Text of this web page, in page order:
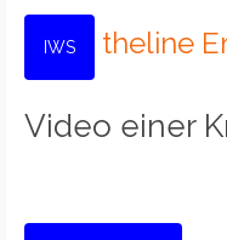
IWS theline
Video einer